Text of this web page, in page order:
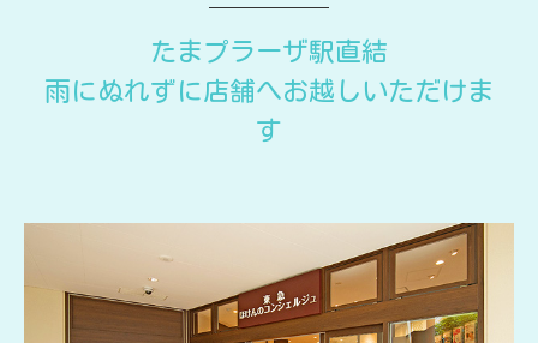
たまプラーザ駅直結
雨にぬれずに店舗へお越しいただけま
す